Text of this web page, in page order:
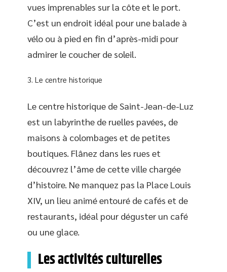
vues imprenables sur la côte et le port.
C’est un endroit idéal pour une balade à
vélo ou à pied en fin d’après-midi pour
admirer le coucher de soleil.
Le centre historique
Le centre historique de Saint-Jean-de-Luz
est un labyrinthe de ruelles pavées, de
maisons à colombages et de petites
boutiques. Flânez dans les rues et
découvrez l’âme de cette ville chargée
d’histoire. Ne manquez pas la Place Louis
XIV, un lieu animé entouré de cafés et de
restaurants, idéal pour déguster un café
ou une glace.
Les activités culturelles